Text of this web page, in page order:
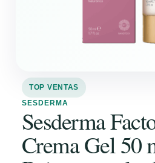
TOP VENTAS
SESDERMA
Sesderma
Crema Gel 50